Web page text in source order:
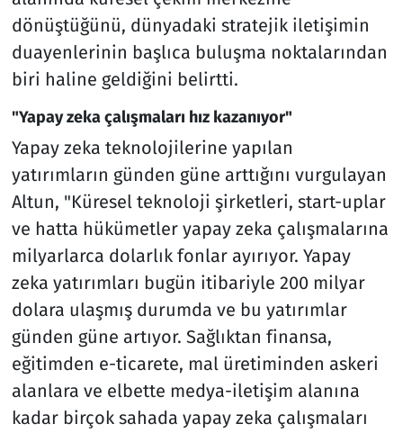
dönüştüğünü, dünyadaki stratejik iletişimin
duayenlerinin başlıca buluşma noktalarından
biri haline geldiğini belirtti.
"Yapay zeka çalışmaları hız kazanıyor"
Yapay zeka teknolojilerine yapılan
yatırımların günden güne arttığını vurgulayan
Altun, "Küresel teknoloji şirketleri, start-uplar
ve hatta hükümetler yapay zeka çalışmalarına
milyarlarca dolarlık fonlar ayırıyor. Yapay
zeka yatırımları bugün itibariyle 200 milyar
dolara ulaşmış durumda ve bu yatırımlar
günden güne artıyor. Sağlıktan finansa,
eğitimden e-ticarete, mal üretiminden askeri
alanlara ve elbette medya-iletişim alanına
kadar birçok sahada yapay zeka çalışmaları